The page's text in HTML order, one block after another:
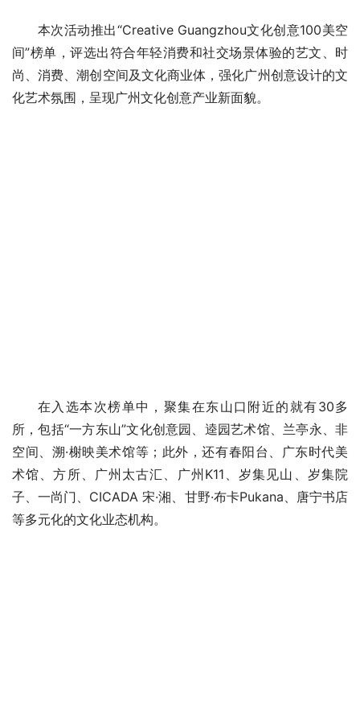
本次活动推出“Creative Guangzhou文化创意100美空
间”榜单，评选出符合年轻消费和社交场景体验的艺文、时
尚、消费、潮创空间及文化商业体，强化广州创意设计的文
化艺术氛围，呈现广州文化创意产业新面貌。
在入选本次榜单中，聚集在东山口附近的就有30多
所，包括“一方东山”文化创意园、逵园艺术馆、兰亭永、非
空间、溯·榭映美术馆等；此外，还有春阳台、广东时代美
术馆、方所、广州太古汇、广州K11、岁集见山、岁集院
子、一尚门、CICADA 宋·湘、甘野·布卡Pukana、唐宁书店
等多元化的文化业态机构。